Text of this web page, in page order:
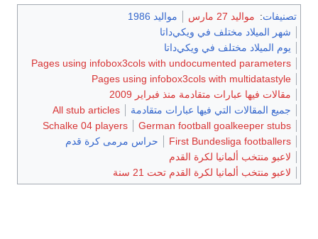
مواليد 1986
في ويكي‌داتا
في ويكي‌داتا
Pages using infobox3cols with
Pages using infobox3cols
متقادمة منذ فبراير 2009
فيها عبارات متقادمة
All stub articles
German football
Schalke 04 players
First
حراس مرمى كرة قدم
لكرة القدم
لكرة القدم تحت 21 سنة